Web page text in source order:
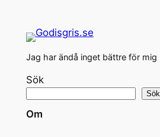
Jag har ändå inget bättre för mig
Sök
Sök
Om